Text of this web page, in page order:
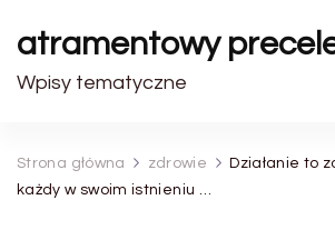
atramentowy
Wpisy tematyczne
Strona główna zdrowie
Działanie to
każdy w swoim istnieniu …